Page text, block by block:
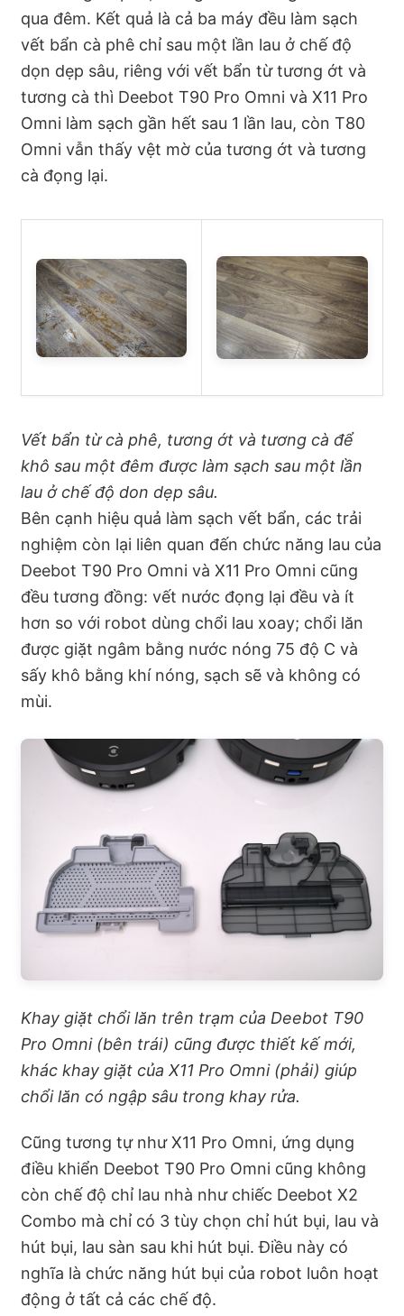
qua đêm. Kết quả là cả ba máy đều làm sạch
vết bẩn cà phê chỉ sau một lần lau ở chế độ
dọn dẹp sâu, riêng với vết bẩn từ tương ớt và
tương cà thì Deebot T90 Pro Omni và X11 Pro
Omni làm sạch gần hết sau 1 lần lau, còn T80
Omni vẫn thấy vệt mờ của tương ớt và tương
cà đọng lại.
Vết bẩn từ cà phê, tương ớt và tương cà để
khô sau một đêm được làm sạch sau một lần
lau ở chế độ don dẹp sâu.
Bên cạnh hiệu quả làm sạch vết bẩn, các trải
nghiệm còn lại liên quan đến chức năng lau của
Deebot T90 Pro Omni và X11 Pro Omni cũng
đều tương đồng: vết nước đọng lại đều và ít
hơn so với robot dùng chổi lau xoay; chổi lăn
được giặt ngâm bằng nước nóng 75 độ C và
sấy khô bằng khí nóng, sạch sẽ và không có
mùi.
Khay giặt chổi lăn trên trạm của Deebot T90
Pro Omni (bên trái) cũng được thiết kế mới,
khác khay giặt của X11 Pro Omni (phải) giúp
chổi lăn có ngập sâu trong khay rửa.
Cũng tương tự như X11 Pro Omni, ứng dụng
điều khiển Deebot T90 Pro Omni cũng không
còn chế độ chỉ lau nhà như chiếc Deebot X2
Combo mà chỉ có 3 tùy chọn chỉ hút bụi, lau và
hút bụi, lau sàn sau khi hút bụi. Điều này có
nghĩa là chức năng hút bụi của robot luôn hoạt
động ở tất cả các chế độ.